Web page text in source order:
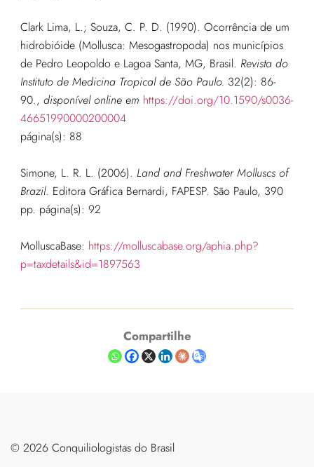
Clark Lima, L.; Souza, C. P. D. (1990). Ocorrência de um
hidrobióide (Mollusca: Mesogastropoda) nos municípios
de Pedro Leopoldo e Lagoa Santa, MG, Brasil. Revista do
Instituto de Medicina Tropical de São Paulo. 32(2): 86-
90., disponível online em https://doi.org/10.1590/s0036-
46651990000200004
página(s): 88
Simone, L. R. L. (2006). Land and Freshwater Molluscs of
Brazil. Editora Gráfica Bernardi, FAPESP. São Paulo, 390
pp. página(s): 92
MolluscaBase: https://molluscabase.org/aphia.php?
p=taxdetails&id=1897563
Compartilhe
©️ 2026 Conquiliologistas do Brasil